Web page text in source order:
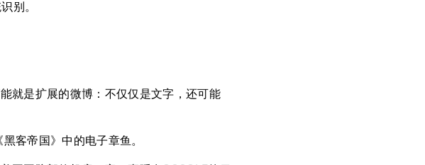
别。
是扩展的微博：不仅仅是文字，还可能
客帝国》中的电子章鱼。